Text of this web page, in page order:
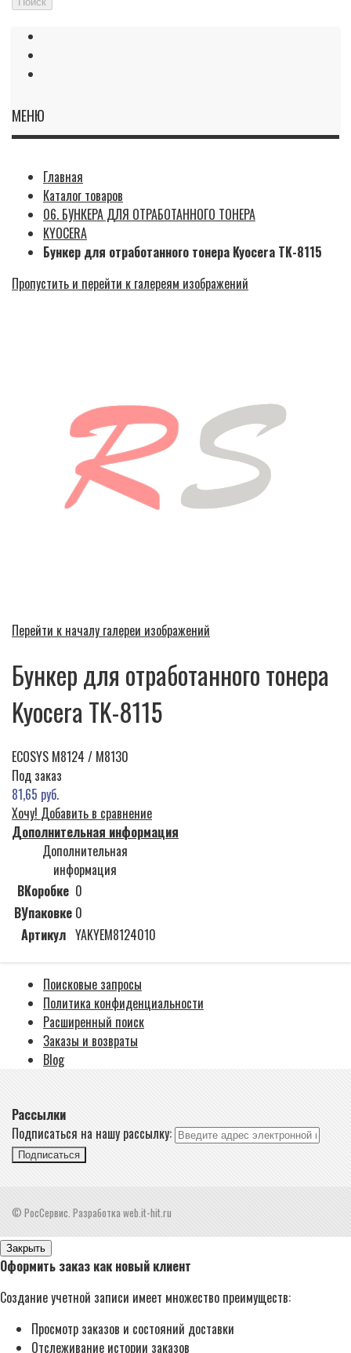
МЕНЮ
Главная
Каталог товаров
06. БУНКЕРА ДЛЯ ОТРАБОТАННОГО ТОНЕРА
KYOCERA
Бункер для отработанного тонера Kyocera TK-8115
Пропустить и перейти к галереям изображений
Перейти к началу галереи изображений
Бункер для отработанного тонера
Kyocera TK-8115
ECOSYS M8124 / M8130
Под заказ
81,65 руб.
Хочу! Добавить в сравнение
Дополнительная информация
Дополнительная
информация
ВКоробке 0
ВУпаковке 0
Артикул YAKYEM8124010
Поисковые запросы
Политика конфиденциальности
Расширенный поиск
Заказы и возвраты
Blog
Рассылки
Подписаться на нашу рассылку:
Подписаться
© РосСервис. Разработка web.it-hit.ru
Закрыть
Оформить заказ как новый клиент
Создание учетной записи имеет множество преимуществ:
Просмотр заказов и состояний доставки
Отслеживание истории заказов